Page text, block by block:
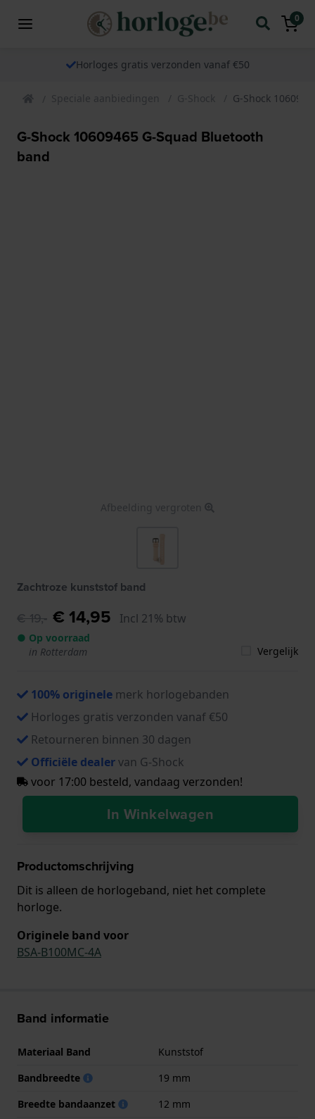
0
Horloges gratis verzonden vanaf €50
Speciale aanbiedingen G-Shock G-Shock
G-Shock 10609465 G-Squad Bluetooth
band
Afbeelding vergroten
Zachtroze kunststof band
€ 19,- € 14,95 Incl 21% btw
● Op voorraad
in Rotterdam
Vergelijk
100% originele merk horlogebanden
Horloges gratis verzonden vanaf €50
Retourneren binnen 30 dagen
Officiële dealervan G-Shock
voor 17:00 besteld, vandaag verzonden!
In Winkelwagen
Productomschrijving
Dit is alleen de horlogeband, niet het complete
horloge.
Originele band voor
BSA-B100MC-4A
Band informatie
Materiaal Band
Kunststof
Bandbreedte
19 mm
Breedte bandaanzet
12 mm